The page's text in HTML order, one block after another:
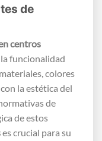
de
centros
funcionalidad
colores
la estética del
de
de estos
es crucial para su